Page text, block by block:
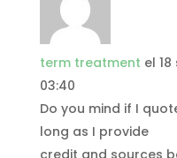
term treatment el
03:40
Do you mind if I
long as I provide
credit and sources